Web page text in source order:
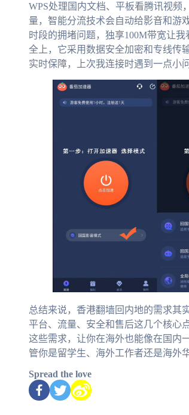
WPS处理国内文档、平板看腾讯视频
量，智能分流技术会自动给影音和游
时段的拥堵问题，独享100M带宽让
全上，它采用数据安全加密和专线传
实时保障，上次我连接时遇到一点小
总结来说，香港翻墙回内地的需求其
平台、流量、安全和售后这几个核心
这些需求，让你在海外也能像在国内
管你是留学生、海外工作者还是海外
Spread the love